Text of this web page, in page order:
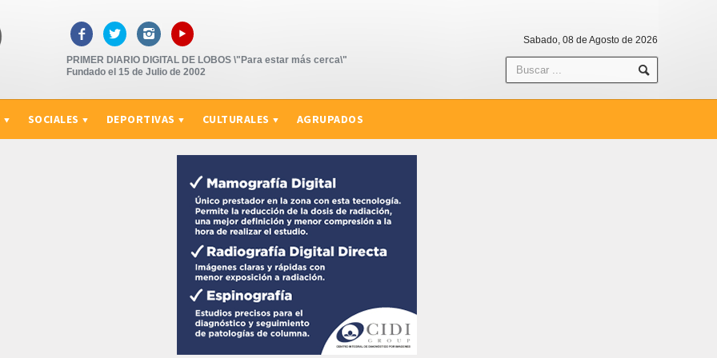
   ▸
PRIMER DIARIO DIGITAL DE LOBOS \"Para estar más cerca\"
Fundado el 15 de Julio de 2002
Sabado, 08 de Agosto de 2026
SOCIALES DEPORTIVAS CULTURALES AGRUPADOS